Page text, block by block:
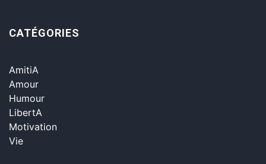
CATÉGORIES
AmitiA
Amour
Humour
LibertA
Motivation
Vie